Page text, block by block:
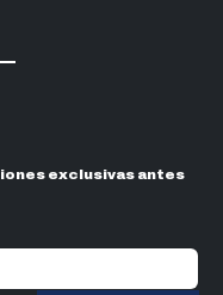
exclusivas antes